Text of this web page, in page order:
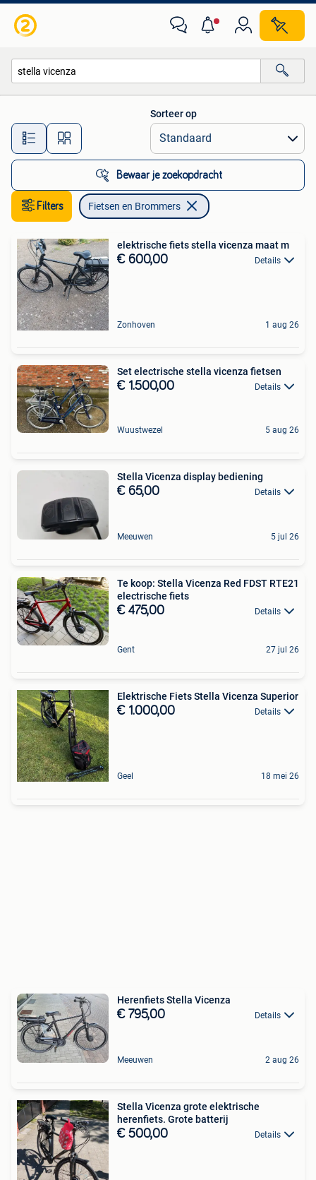
Alle afstanden…
Sorteer op
Bewaar je zoekopdracht
Filters Fietsen en Brommers
elektrische fiets stella vicenza maat m
€ 600,00 Details
Zonhoven 1 aug 26
Set electrische stella vicenza fietsen
€ 1.500,00 Details
Wuustwezel 5 aug 26
Stella Vicenza display bediening
€ 65,00 Details
Meeuwen 5 jul 26
Te koop: Stella Vicenza Red FDST RTE21
electrische fiets
€ 475,00 Details
Gent 27 jul 26
Elektrische Fiets Stella Vicenza Superior
€ 1.000,00 Details
Geel 18 mei 26
Herenfiets Stella Vicenza
€ 795,00 Details
Meeuwen 2 aug 26
Stella Vicenza grote elektrische
herenfiets. Grote batterij
€ 500,00 Details